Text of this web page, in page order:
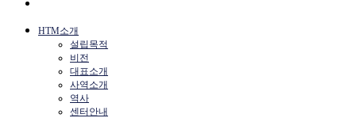
HTM소개
설립목적
비전
대표소개
사역소개
역사
센터안내